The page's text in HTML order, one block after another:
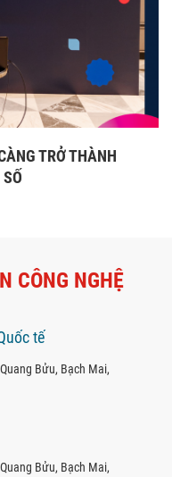
TRỞ THÀNH
CÔNG NGHỆ
tế
Bửu, Bạch Mai,
Bửu, Bạch Mai,